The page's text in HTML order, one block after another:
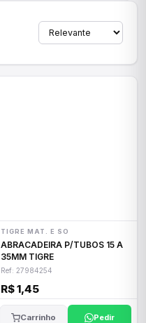
TIGRE MAT. E SO
ABRACADEIRA P/TUBOS 15 A
35MM TIGRE
Ref: 27984254
R$ 1,45
Carrinho Pedir